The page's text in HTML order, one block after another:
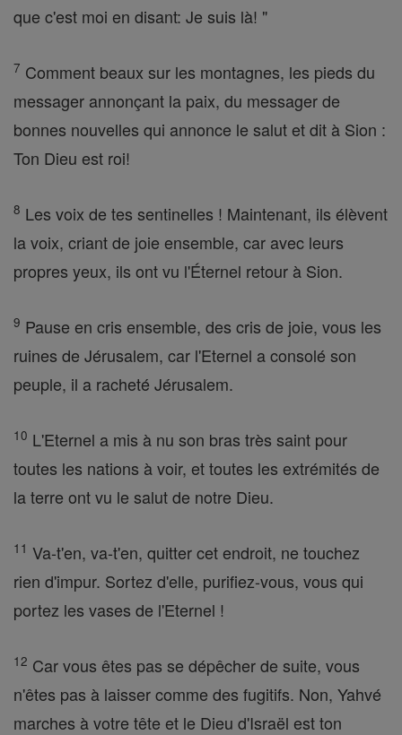
que c'est moi en disant: Je suis là! "
7 Comment beaux sur les montagnes, les pieds du
messager annonçant la paix, du messager de
bonnes nouvelles qui annonce le salut et dit à Sion :
Ton Dieu est roi!
8 Les voix de tes sentinelles ! Maintenant, ils élèvent
la voix, criant de joie ensemble, car avec leurs
propres yeux, ils ont vu l'Éternel retour à Sion.
9 Pause en cris ensemble, des cris de joie, vous les
ruines de Jérusalem, car l'Eternel a consolé son
peuple, il a racheté Jérusalem.
10 L'Eternel a mis à nu son bras très saint pour
toutes les nations à voir, et toutes les extrémités de
la terre ont vu le salut de notre Dieu.
11 Va-t'en, va-t'en, quitter cet endroit, ne touchez
rien d'impur. Sortez d'elle, purifiez-vous, vous qui
portez les vases de l'Eternel !
12 Car vous êtes pas se dépêcher de suite, vous
n'êtes pas à laisser comme des fugitifs. Non, Yahvé
marches à votre tête et le Dieu d'Israël est ton